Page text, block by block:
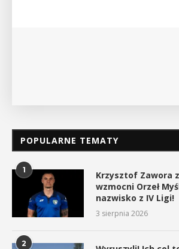
POPULARNE TEMATY
1
Krzysztof Zawora
wzmocni Orzeł
nazwisko z IV Ligi!
3 sierpnia 2026
2